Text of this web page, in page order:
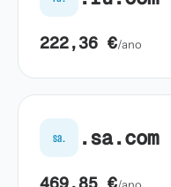
222,36 €/ano
sa. .sa.com